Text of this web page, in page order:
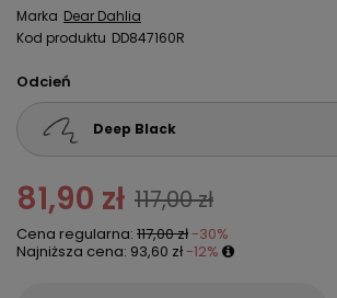
Marka Dear Dahlia
Kod produktu DD847160R
Odcień
Deep Black
81,90 zł 117,00 zł
Cena regularna: 117,00 zł -30%
Najniższa cena: 93,60 zł -12%